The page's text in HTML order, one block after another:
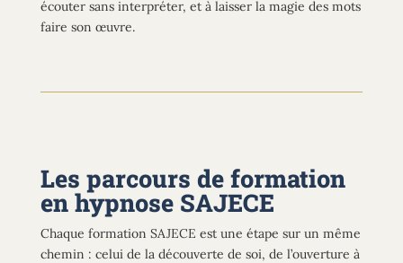
écouter sans interpréter, et à laisser la magie des mots
faire son œuvre.
Les parcours de formation
en hypnose SAJECE
Chaque formation SAJECE est une étape sur un même
chemin : celui de la découverte de soi, de l’ouverture à